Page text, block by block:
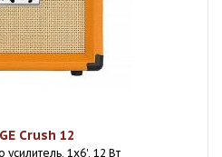
Crush 12
усилитель, 1x6', 12 Вт